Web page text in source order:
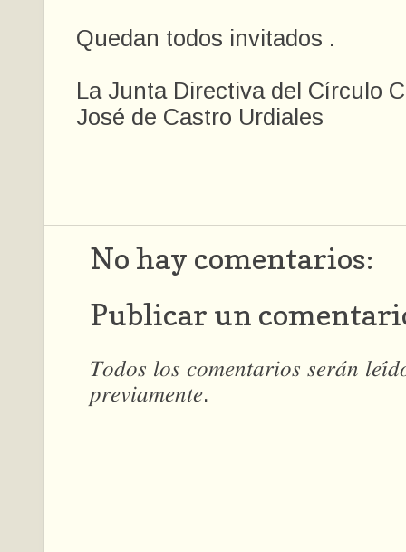
Quedan todos invitados .
La Junta Directiva del Círculo
José de Castro Urdiales
No hay comentarios:
Publicar un
𝑇𝑜𝑑𝑜𝑠 𝑙𝑜𝑠 𝑐𝑜𝑚𝑒𝑛𝑡𝑎𝑟𝑖𝑜𝑠 𝑠𝑒𝑟𝑎́𝑛
𝑝𝑟𝑒𝑣𝑖𝑎𝑚𝑒𝑛𝑡𝑒.